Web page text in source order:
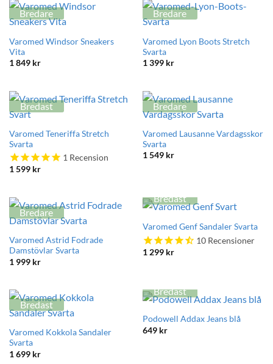
Bredare
Varomed Windsor Sneakers
Vita
1 849 kr
Bredare
Varomed Lyon Boots Stretch
Svarta
1 399 kr
Bredast
Varomed Teneriffa Stretch
Svarta
1Recension
1 599 kr
Bredare
Varomed Lausanne Vardagsskor
Svarta
1 549 kr
Bredare
Varomed Astrid Fodrade
Damstövlar Svarta
1 999 kr
Bredast
Varomed Genf Sandaler Svarta
10Recensioner
1 299 kr
Bredast
Varomed Kokkola Sandaler
Svarta
1 699 kr
Bredast
Podowell Addax Jeans blå
649 kr